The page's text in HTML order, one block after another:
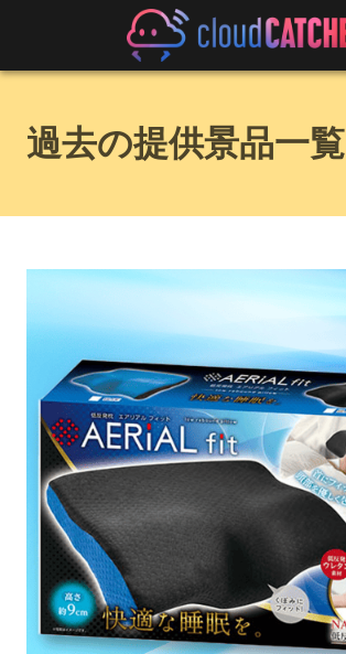
過去の提供景品一覧